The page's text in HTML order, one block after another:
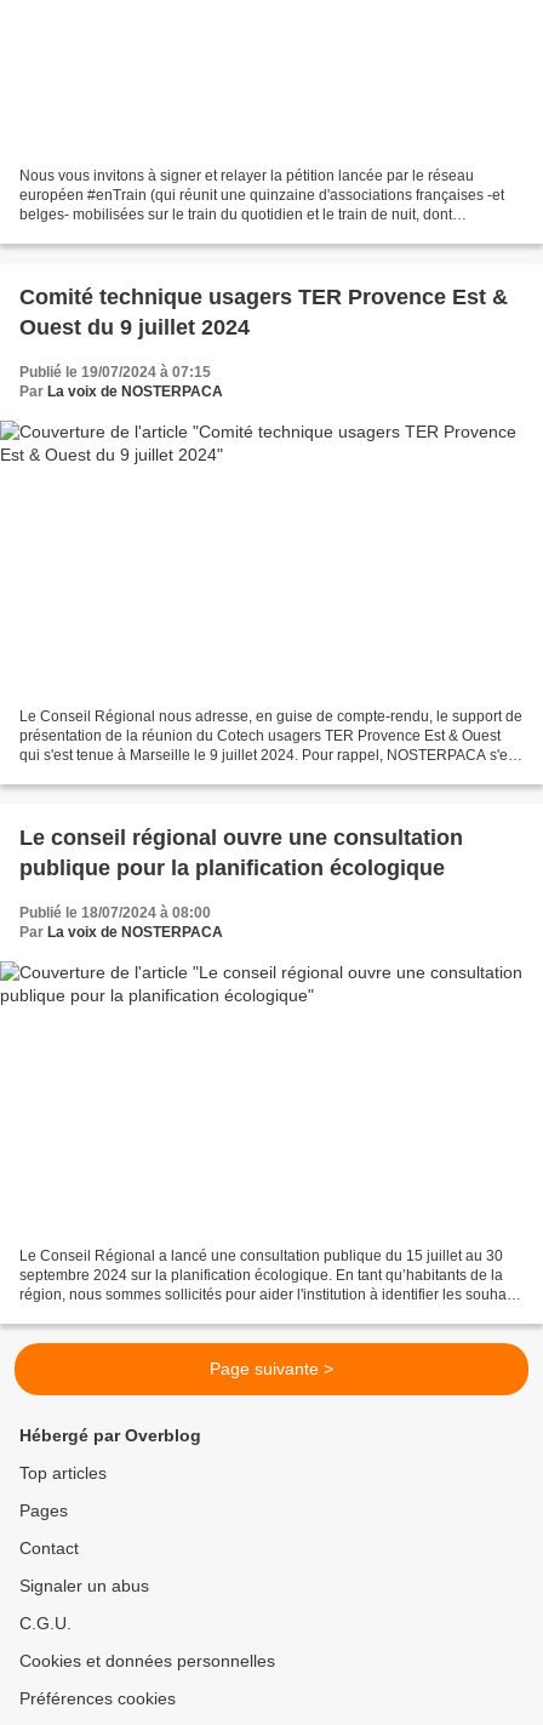
Nous vous invitons à signer et relayer la pétition lancée par le réseau
européen #enTrain (qui réunit une quinzaine d'associations françaises -et
belges- mobilisées sur le train du quotidien et le train de nuit, dont
https://www.mesopinions.com/petition/politique/avionisation-ter-reservation-
Comité technique usagers TER Provence Est &
Ouest du 9 juillet 2024
Publié le 19/07/2024 à 07:15
Par La voix de NOSTERPACA
Le Conseil Régional nous adresse, en guise de compte-rendu, le support de
présentation de la réunion du Cotech usagers TER Provence Est & Ouest
qui s'est tenue à Marseille le 9 juillet 2024. Pour rappel, NOSTERPACA s'est
Le conseil régional ouvre une consultation
publique pour la planification écologique
Publié le 18/07/2024 à 08:00
Par La voix de NOSTERPACA
Le Conseil Régional a lancé une consultation publique du 15 juillet au 30
septembre 2024 sur la planification écologique. En tant qu’habitants de la
région, nous sommes sollicités pour aider l'institution à identifier les souhaits
Page suivante >
Hébergé par Overblog
Top articles
Pages
Contact
Signaler un abus
C.G.U.
Cookies et données personnelles
Préférences cookies